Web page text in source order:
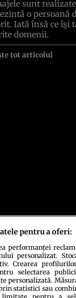
sunt
o persoană
Iată însă ce îşi
domenii.
tot articolul
pentru a oferi:
performanței
personalizat.
Crearea
selectarea
personalizată.
statistici sau
pentru a